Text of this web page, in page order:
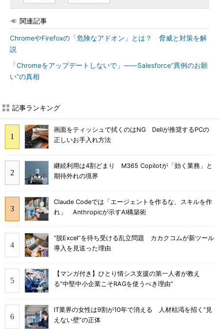
関連記事
ChromeやFirefoxの「危険なアドオン」とは？ 脅威と対策を解
説
「Chromeをアップデートしないで」――Salesforce“異例のお願
い”の真相
記事ランキング
画面をティッシュで拭くのはNG Dellが推奨するPCの
正しいお手入れ方法
継続利用は4割どまり M365 Copilotが「効く業務」と
期待外れの境界
Claude Codeでは「エージェントを作るな、スキルを作
れ」 Anthropicが示すAI構築術
“脱Excel”を待ち受ける乱立問題 カカクコムが新ツール
導入を見送った理由
【マンガ付き】ひとり情シス支援の第一人者が教え
る”中堅中小企業こそRAGを使うべき理由”
IT業界の女性は9割が10年で消える 人材枯渇を招く“見
えない壁”の正体